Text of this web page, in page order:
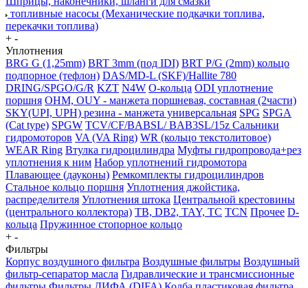
топливные насосы (Механические подкачки топлива,
перекачки топлива)
+ -
Уплотнения
BRG G (1,25mm) BRT 3mm (под IDI) BRT P/G (2mm) кольцо
подпорное (тефлон) DAS/MD-L (SKF)/Hallite 780
DRING/SPGO/G/R KZT N4W O-кольца ODI уплотнение
поршня OHM, OUY - манжета поршневая, составная (2части)
SKY(UPI, UPH) резина - манжета универсальная SPG SPGA
(Cat type) SPGW TCV/CF/BABSL/ BAB3SL/15z Сальники
гидромоторов VA (VA Ring) WR (кольцо текстолитовое)
WEAR Ring Втулка гидроцилиндра Муфты гидропровода+рез
уплотнения к ним Набор уплотнений гидромотора
Плавающее (дауконы) Ремкомплекты гидроцилиндров
Стальное кольцо поршня Уплотнения джойстика,
распределителя Уплотнения штока Центральной крестовины
(центрального коллектора) TB, DB2, TAY, TC TCN Прочее D-
кольца Пружинное стопорное кольцо
+ -
Фильтры
Корпус воздушного фильтра Воздушные фильтры Воздушный
фильтр-сепаратор масла Гидравлические и трансмиссионные